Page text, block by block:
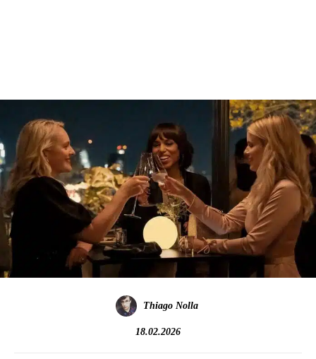
Thiago Nolla
18.02.2026